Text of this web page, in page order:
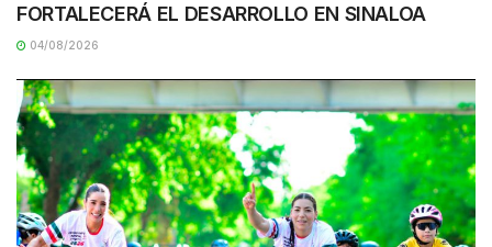
FORTALECERÁ EL DESARROLLO EN SINALOA
04/08/2026